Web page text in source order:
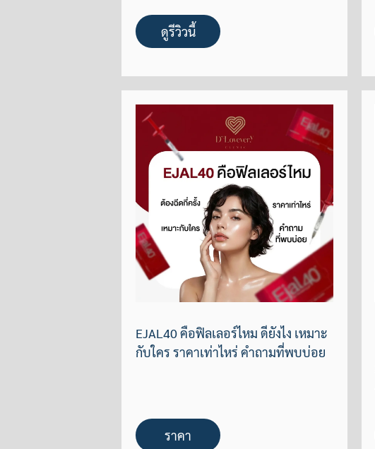
ดูรีวิวนี้
EJAL40 คือฟิลเลอร์ไหม ดียังไง เหมาะ
กับใคร ราคาเท่าไหร่ คำถามที่พบบ่อย
ราคา